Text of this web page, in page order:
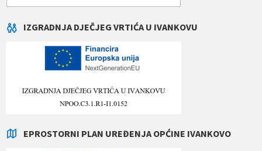
IZGRADNJA DJEČJEG VRTIĆA U IVANKOVU
EPROSTORNI PLAN UREĐENJA OPĆINE IVANKOVO